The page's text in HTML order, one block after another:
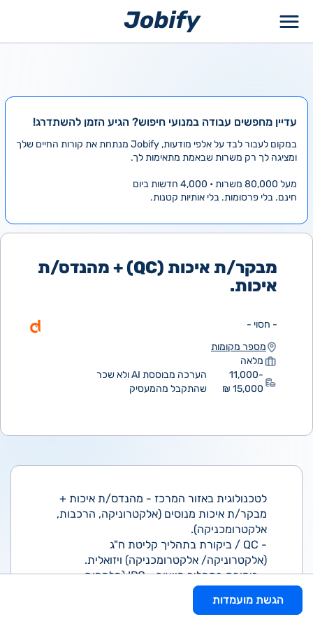
עדיין מחפשים עבודה במנועי חיפוש? הגיע הזמן להשתדרג!
במקום לעבור לבד על אלפי מודעות, Jobify מנתחת את קורות החיים שלך
ומציגה לך רק משרות שבאמת מתאימות לך.
מעל 80,000 משרות • 4,000 חדשות ביום
חינם. בלי פרסומות. בלי אותיות קטנות.
מבקר/ת איכות (QC) + מהנדס/ת
איכות.
- חסוי -
מספר מקומות
מלאה
11,000-
15,000 ₪
הערכה מבוססת AI ולא שכר
שהתקבל מהמעסיק
לטכנולוגית באזור המרכז - מהנדס/ת איכות +
מבקר/ת איכות מנוסים (אלקטרוניקה, הרכבות,
אלקטרומכניקה).
- QC / ביקורת בתהליך קליטת ח"ג
(אלקטרוניקה/ אלקטרומכניקה) ויזואלית.
- ביקורת בתהליך הייצור - IPC (הלחמות
- ביקורת בתוצ"ג.
הגשת מועמדות